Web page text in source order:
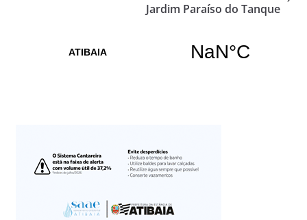
Jardim Paraíso do Tanque